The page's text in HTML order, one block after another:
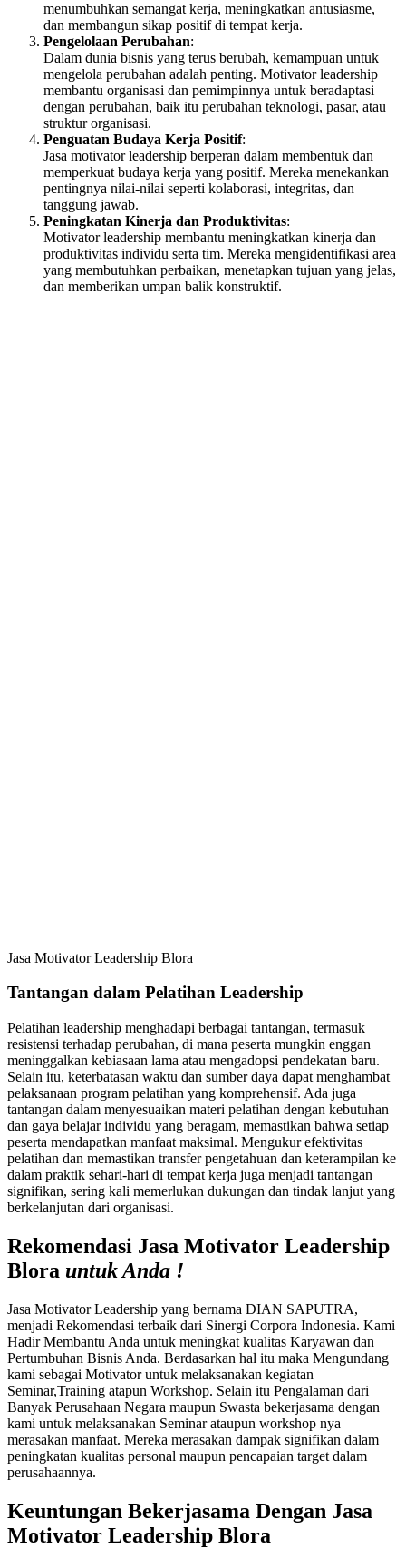
menumbuhkan semangat kerja, meningkatkan antusiasme,
dan membangun sikap positif di tempat kerja.
Pengelolaan Perubahan:
Dalam dunia bisnis yang terus berubah, kemampuan untuk
mengelola perubahan adalah penting. Motivator leadership
membantu organisasi dan pemimpinnya untuk beradaptasi
dengan perubahan, baik itu perubahan teknologi, pasar, atau
struktur organisasi.
Penguatan Budaya Kerja Positif:
Jasa motivator leadership berperan dalam membentuk dan
memperkuat budaya kerja yang positif. Mereka menekankan
pentingnya nilai-nilai seperti kolaborasi, integritas, dan
tanggung jawab.
Peningkatan Kinerja dan Produktivitas:
Motivator leadership membantu meningkatkan kinerja dan
produktivitas individu serta tim. Mereka mengidentifikasi area
yang membutuhkan perbaikan, menetapkan tujuan yang jelas,
dan memberikan umpan balik konstruktif.
Jasa Motivator Leadership Blora
Tantangan dalam Pelatihan Leadership
Pelatihan leadership menghadapi berbagai tantangan, termasuk
resistensi terhadap perubahan, di mana peserta mungkin enggan
meninggalkan kebiasaan lama atau mengadopsi pendekatan baru.
Selain itu, keterbatasan waktu dan sumber daya dapat menghambat
pelaksanaan program pelatihan yang komprehensif. Ada juga
tantangan dalam menyesuaikan materi pelatihan dengan kebutuhan
dan gaya belajar individu yang beragam, memastikan bahwa setiap
peserta mendapatkan manfaat maksimal. Mengukur efektivitas
pelatihan dan memastikan transfer pengetahuan dan keterampilan ke
dalam praktik sehari-hari di tempat kerja juga menjadi tantangan
signifikan, sering kali memerlukan dukungan dan tindak lanjut yang
berkelanjutan dari organisasi.
Rekomendasi Jasa Motivator Leadership
Blora untuk Anda !
Jasa Motivator Leadership yang bernama DIAN SAPUTRA,
menjadi Rekomendasi terbaik dari Sinergi Corpora Indonesia. Kami
Hadir Membantu Anda untuk meningkat kualitas Karyawan dan
Pertumbuhan Bisnis Anda. Berdasarkan hal itu maka Mengundang
kami sebagai Motivator untuk melaksanakan kegiatan
Seminar,Training atapun Workshop. Selain itu Pengalaman dari
Banyak Perusahaan Negara maupun Swasta bekerjasama dengan
kami untuk melaksanakan Seminar ataupun workshop nya
merasakan manfaat. Mereka merasakan dampak signifikan dalam
peningkatan kualitas personal maupun pencapaian target dalam
perusahaannya.
Keuntungan Bekerjasama Dengan Jasa
Motivator Leadership Blora